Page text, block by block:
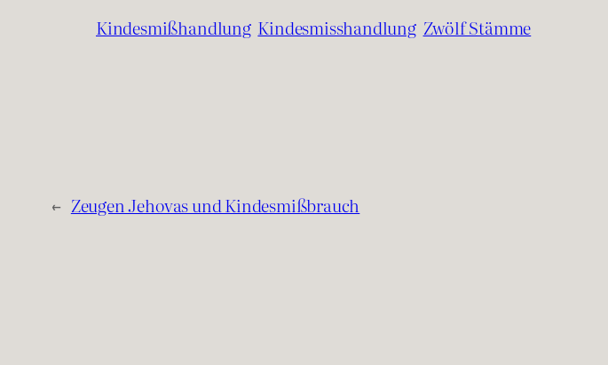
Kindesmißhandlung Kindesmisshandlung Zwölf Stämme
← Zeugen Jehovas und Kindesmißbrauch